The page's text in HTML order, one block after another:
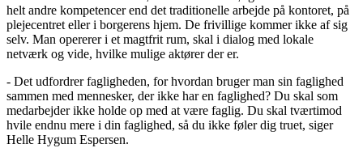
helt andre kompetencer end det traditionelle arbejde på kontoret, på
plejecentret eller i borgerens hjem. De frivillige kommer ikke af sig
selv. Man opererer i et magtfrit rum, skal i dialog med lokale
netværk og vide, hvilke mulige aktører der er.
- Det udfordrer fagligheden, for hvordan bruger man sin faglighed
sammen med mennesker, der ikke har en faglighed? Du skal som
medarbejder ikke holde op med at være faglig. Du skal tværtimod
hvile endnu mere i din faglighed, så du ikke føler dig truet, siger
Helle Hygum Espersen.